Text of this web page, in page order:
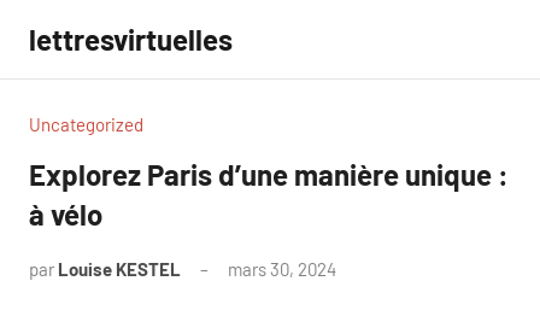
contenu
lettresvirtuelles
Uncategorized
Explorez Paris d’une manière unique :
à vélo
par Louise KESTEL mars 30, 2024